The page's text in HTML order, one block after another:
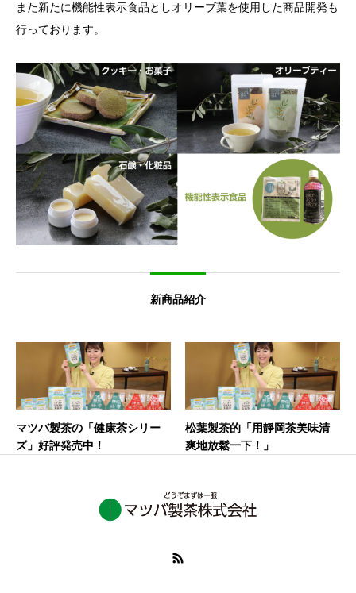
また新たに機能性表示食品としオリーブ葉を使用した商品開発も
行っております。
新商品紹介
マツバ製茶の「健康茶シリー
ズ」好評発売中！
松葉製茶的「用靜岡茶美味清
爽地放鬆一下！」